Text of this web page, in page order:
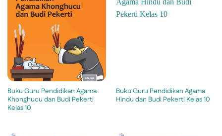
Buku Guru Pendidikan Agama
Khonghucu dan Budi Pekerti
Kelas 10
Buku Guru Pendidikan Agama
Hindu dan Budi Pekerti Kelas 10